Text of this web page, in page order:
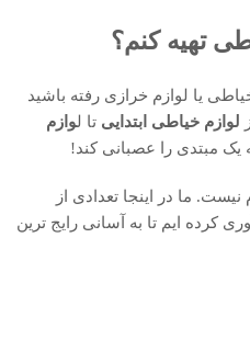
تهیه کنم؟
یا لوازم خرازی رفته باشید
لوازم خیاطی ابتدایی تا لوازم
مبتدی را عصبانی کند!
ما در اینجا تعدادی از
کرده ایم تا به آسانی رایج ترین